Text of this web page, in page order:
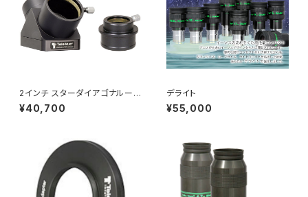
2インチ スターダイアゴナルーミ
ラー、1 1/4インチアダプター付
¥40,700
デライト
¥55,000